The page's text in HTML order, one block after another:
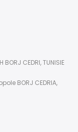
BORJ CEDRI, TUNISIE
BORJ CEDRIA,